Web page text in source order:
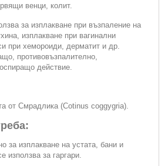
венци, колит.
за изплакване при възпаление на
изплакване при вагинални
при хемороиди, дерматит и др.
противовъзпалително,
действие.
от Смрадлика (Cotinus coggygria).
за изплакване на устата, бани и
за гаргари.